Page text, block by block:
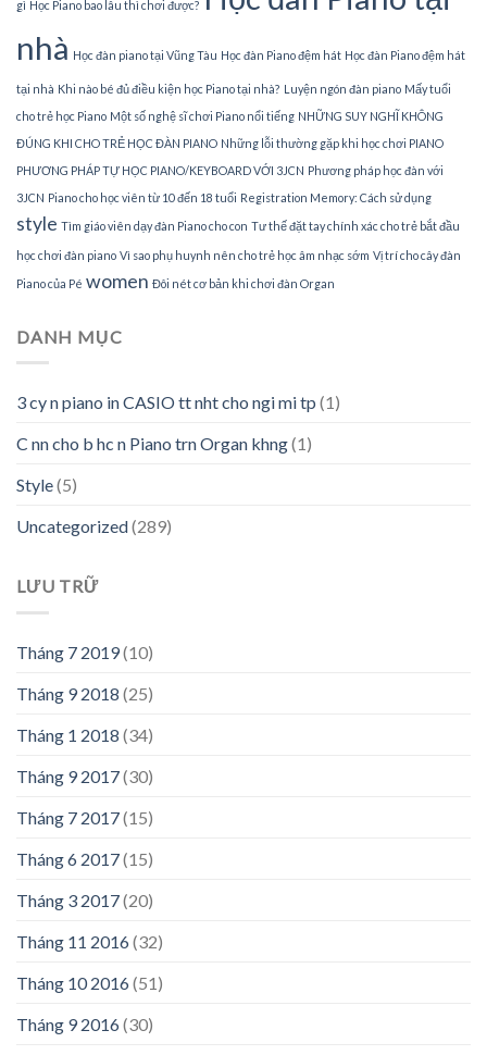
gì Học Piano bao lâu thì chơi được?
nhà Học đàn piano tại Vũng Tàu Học đàn Piano đệm hát Học đàn Piano đệm hát
tại nhà Khi nào bé đủ điều kiện học Piano tại nhà? Luyện ngón đàn piano Mấy tuổi
cho trẻ học Piano Một số nghệ sĩ chơi Piano nổi tiếng NHỮNG SUY NGHĨ KHÔNG
ĐÚNG KHI CHO TRẺ HỌC ĐÀN PIANO Những lỗi thường gặp khi học chơi PIANO
PHƯƠNG PHÁP TỰ HỌC PIANO/KEYBOARD VỚI 3JCN Phương pháp học đàn với
3JCN Piano cho học viên từ 10 đến 18 tuổi Registration Memory: Cách sử dụng
style Tìm giáo viên dạy đàn Piano cho con Tư thế đặt tay chính xác cho trẻ bắt đầu
học chơi đàn piano Vì sao phụ huynh nên cho trẻ học âm nhạc sớm Vị trí cho cây đàn
Piano của Pé women Đôi nét cơ bản khi chơi đàn Organ
DANH MỤC
3 cy n piano in CASIO tt nht cho ngi mi tp (1)
C nn cho b hc n Piano trn Organ khng(1)
Style(5)
Uncategorized(289)
LƯU TRỮ
Tháng 7 2019(10)
Tháng 9 2018 (25)
Tháng 1 2018 (34)
Tháng 9 2017(30)
Tháng 7 2017(15)
Tháng 6 2017(15)
Tháng 3 2017(20)
Tháng 11 2016(32)
Tháng 10 2016(51)
Tháng 9 2016(30)